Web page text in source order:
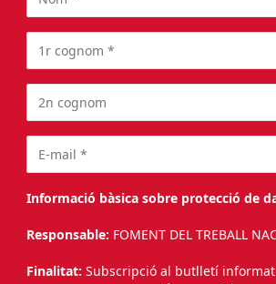
Informació bàsica sobre protecció de
Responsable: FOMENT DEL TREBALL
Finalitat: Subscripció al butlletí